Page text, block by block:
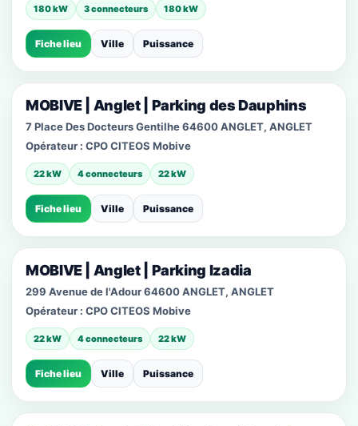
180 kW 3 connecteurs 180 kW
Fiche lieu Ville Puissance
MOBIVE | Anglet | Parking des Dauphins
7 Place Des Docteurs Gentilhe 64600 ANGLET, ANGLET
Opérateur : CPO CITEOS Mobive
22 kW 4 connecteurs 22 kW
Fiche lieu Ville Puissance
MOBIVE | Anglet | Parking Izadia
299 Avenue de l'Adour 64600 ANGLET, ANGLET
Opérateur : CPO CITEOS Mobive
22 kW 4 connecteurs 22 kW
Fiche lieu Ville Puissance